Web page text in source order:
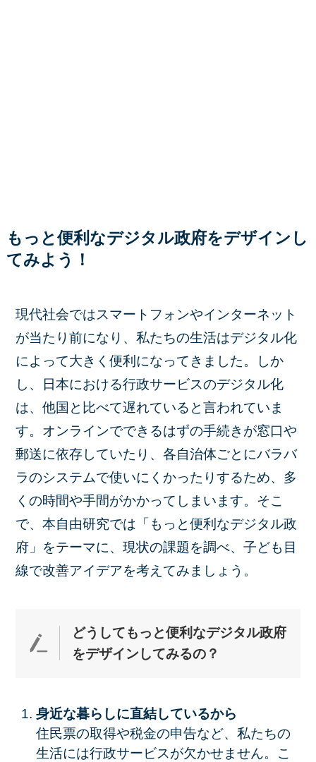
もっと便利なデジタル政府をデザインし
てみよう！
現代社会ではスマートフォンやインターネット
が当たり前になり、私たちの生活はデジタル化
によって大きく便利になってきました。しか
し、日本における行政サービスのデジタル化
は、他国と比べて遅れていると言われていま
す。オンラインでできるはずの手続きが窓口や
郵送に依存していたり、各自治体ごとにバラバ
ラのシステムで使いにくかったりするため、多
くの時間や手間がかかってしまいます。そこ
で、本自由研究では「もっと便利なデジタル政
府」をテーマに、現状の課題を調べ、子ども目
線で改善アイデアを考えてみましょう。
どうしてもっと便利なデジタル政府
をデザインしてみるの？
身近な暮らしに直結しているから
住民票の取得や税金の申告など、私たちの
生活には行政サービスが欠かせません。こ